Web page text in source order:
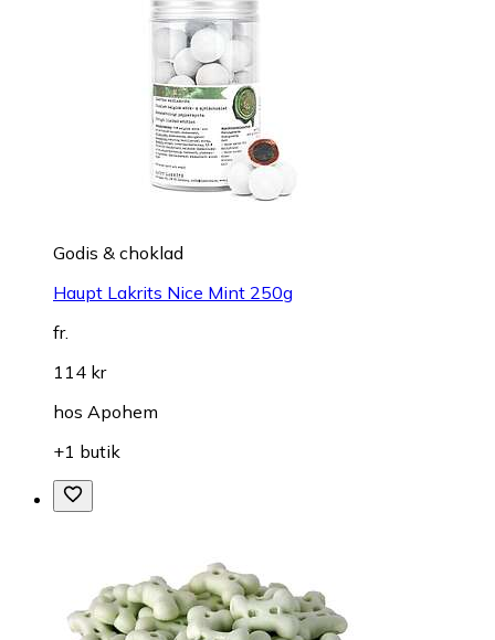
Godis & choklad
Haupt Lakrits Nice Mint 250g
fr.
114 kr
hos Apohem
+1 butik